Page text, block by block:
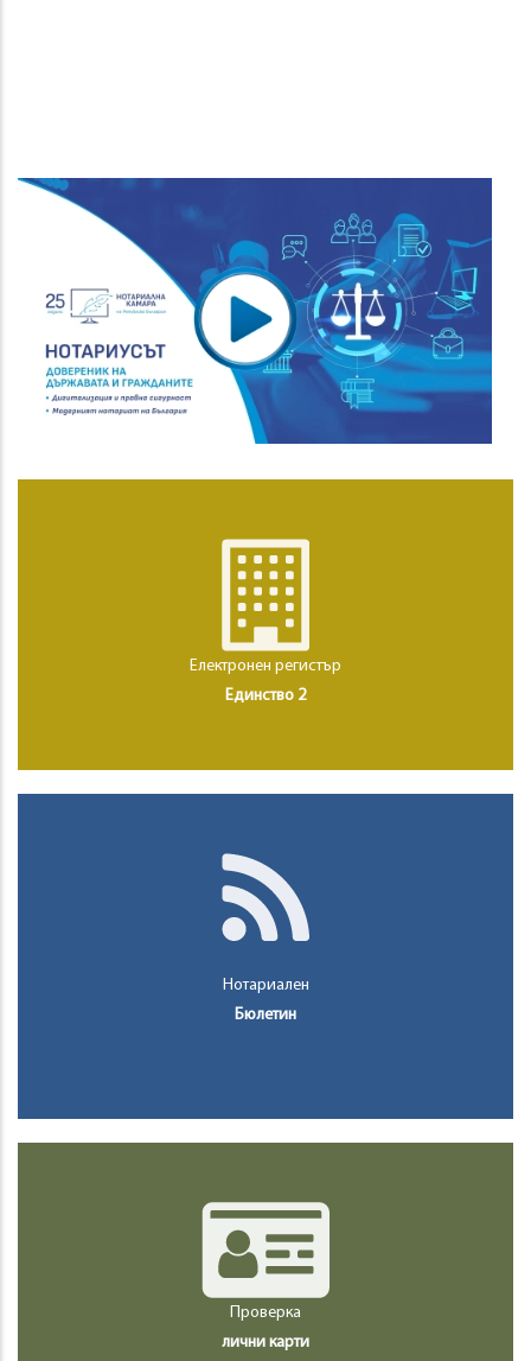
Електронен регистър
Единство 2
Нотариален
Бюлетин
Проверка
лични карти